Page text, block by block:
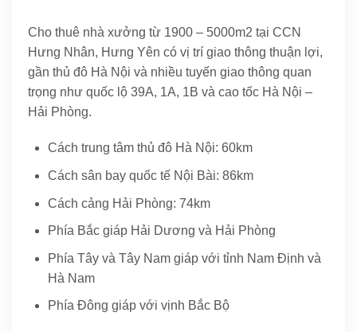
Cho thuê nhà xưởng từ 1900 – 5000m2 tại CCN
Hưng Nhân, Hưng Yên có vị trí giao thông thuận lợi,
gần thủ đô Hà Nội và nhiều tuyến giao thông quan
trọng như quốc lộ 39A, 1A, 1B và cao tốc Hà Nội –
Hải Phòng.
Cách trung tâm thủ đô Hà Nội: 60km
Cách sân bay quốc tế Nội Bài: 86km
Cách cảng Hải Phòng: 74km
Phía Bắc giáp Hải Dương và Hải Phòng
Phía Tây và Tây Nam giáp với tỉnh Nam Định và
Hà Nam
Phía Đông giáp với vịnh Bắc Bộ